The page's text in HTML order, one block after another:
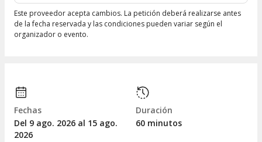
Este proveedor acepta cambios. La petición deberá realizarse antes
de la fecha reservada y las condiciones pueden variar según el
organizador o evento.
Fechas
Del 9 ago. 2026 al 15 ago.
2026
Duración
60 minutos